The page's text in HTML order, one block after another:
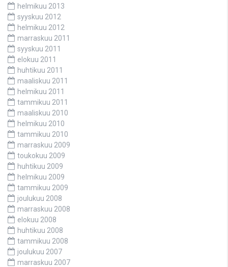
helmikuu 2013
syyskuu 2012
helmikuu 2012
marraskuu 2011
syyskuu 2011
elokuu 2011
huhtikuu 2011
maaliskuu 2011
helmikuu 2011
tammikuu 2011
maaliskuu 2010
helmikuu 2010
tammikuu 2010
marraskuu 2009
toukokuu 2009
huhtikuu 2009
helmikuu 2009
tammikuu 2009
joulukuu 2008
marraskuu 2008
elokuu 2008
huhtikuu 2008
tammikuu 2008
joulukuu 2007
marraskuu 2007